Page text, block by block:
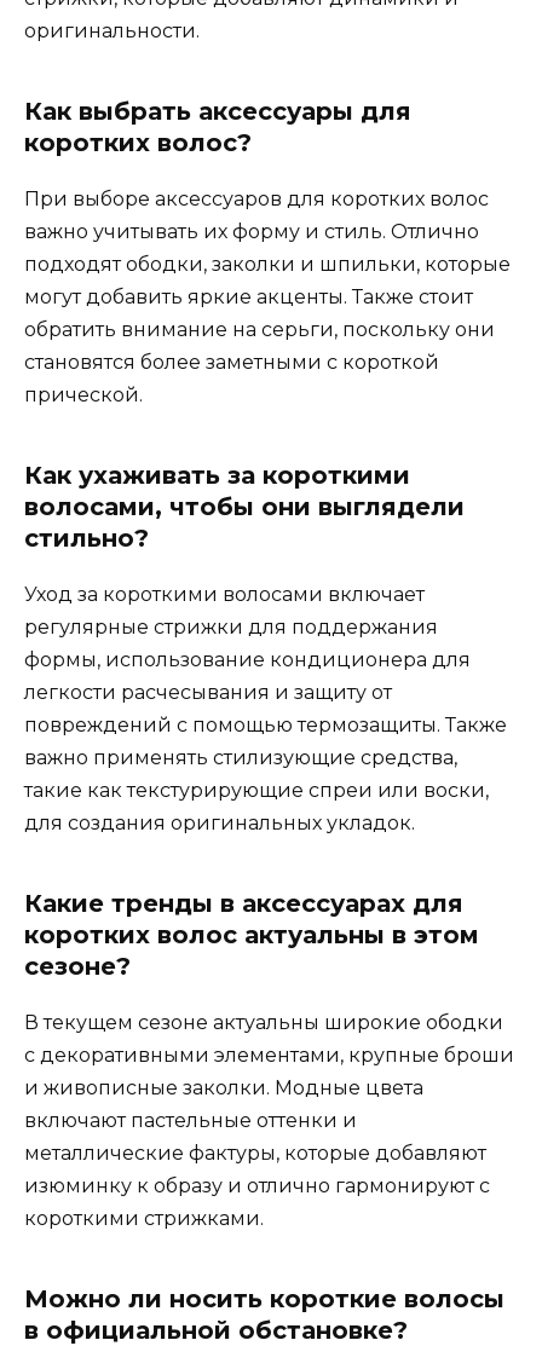
оригинальности.
Как выбрать аксессуары для
коротких волос?
При выборе аксессуаров для коротких волос
важно учитывать их форму и стиль. Отлично
подходят ободки, заколки и шпильки, которые
могут добавить яркие акценты. Также стоит
обратить внимание на серьги, поскольку они
становятся более заметными с короткой
прической.
Как ухаживать за короткими
волосами, чтобы они выглядели
стильно?
Уход за короткими волосами включает
регулярные стрижки для поддержания
формы, использование кондиционера для
легкости расчесывания и защиту от
повреждений с помощью термозащиты. Также
важно применять стилизующие средства,
такие как текстурирующие спреи или воски,
для создания оригинальных укладок.
Какие тренды в аксессуарах для
коротких волос актуальны в этом
сезоне?
В текущем сезоне актуальны широкие ободки
с декоративными элементами, крупные броши
и живописные заколки. Модные цвета
включают пастельные оттенки и
металлические фактуры, которые добавляют
изюминку к образу и отлично гармонируют с
короткими стрижками.
Можно ли носить короткие волосы
в официальной обстановке?